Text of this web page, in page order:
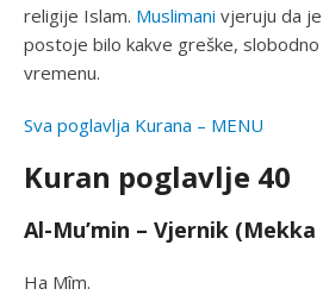
religije Islam. Muslimani vjeruju da
postoje bilo kakve greške,
vremenu.
Sva poglavlja Kurana – MENU
Kuran poglavlje 40
Al-Mu’min – Vjernik
Ha Mîm.